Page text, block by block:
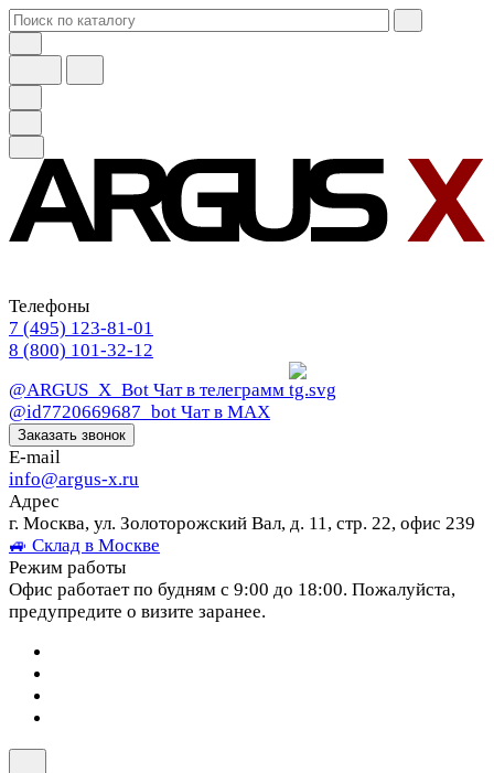
Телефоны
7 (495) 123-81-01
8 (800) 101-32-12
@ARGUS_X_Bot Чат в телеграмм
@id7720669687_bot Чат в МАХ
Заказать звонок
E-mail
info@argus-x.ru
Адрес
г. Москва, ул. Золоторожский Вал, д. 11, стр. 22, офис 239
🚙 Склад в Москве
Режим работы
Офис работает по будням с 9:00 до 18:00. Пожалуйста,
предупредите о визите заранее.